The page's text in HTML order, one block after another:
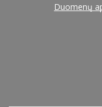
Duomenų